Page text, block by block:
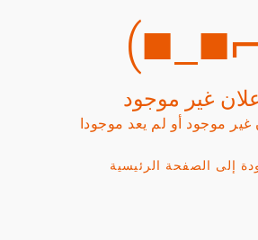
غير موجود
غير موجود أو لم يعد موجودا
إلى الصفحة الرئيسية